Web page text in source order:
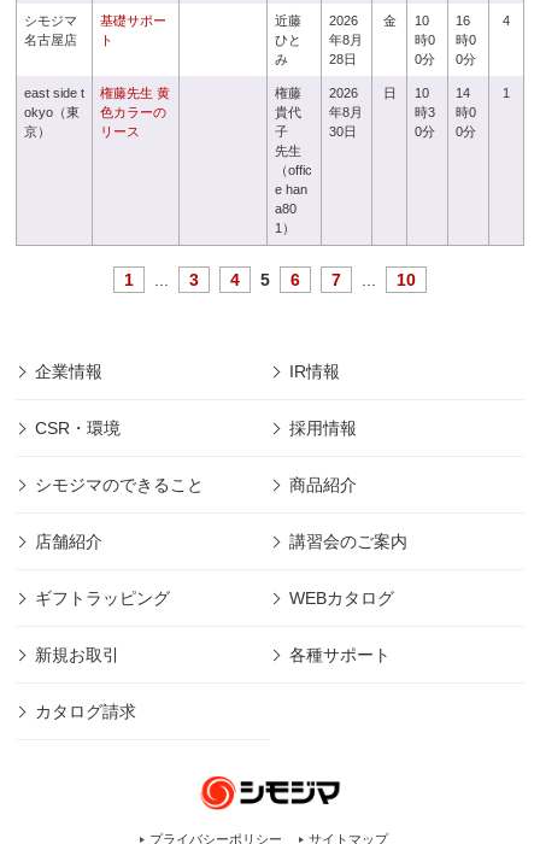
シモジマ
名古屋店
基礎サポー
ト
近藤
ひと
み
2026
年8月
28日
金
10
時0
0分
16
時0
0分
4
east side t
okyo（東
京）
権藤先生 黄
色カラーの
リース
権藤
貴代
子
先生
（offic
e han
a80
1）
2026
年8月
30日
日
10
時3
0分
14
時0
0分
1
1 3 4 5 6 7 10
企業情報 IR情報
CSR・環境 採用情報
シモジマのできること 商品紹介
店舗紹介 講習会のご案内
ギフトラッピング WEBカタログ
新規お取引 各種サポート
カタログ請求
プライバシーポリシー サイトマップ